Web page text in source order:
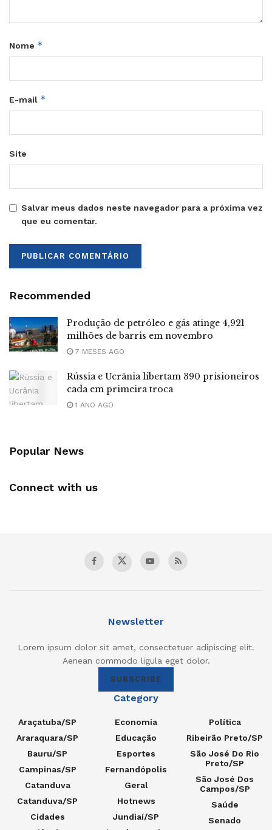
Nome *
E-mail *
Site
Salvar meus dados neste navegador para a próxima vez
que eu comentar.
Recommended
Produção de petróleo e gás atinge 4,921
milhões de barris em novembro
7 MESES AGO
Rússia e Ucrânia libertam 390 prisioneiros
cada em primeira troca
1 ANO AGO
Popular News
Connect with us
Newsletter
Lorem ipsum dolor sit amet, consectetuer adipiscing elit.
Aenean commodo ligula eget dolor.
SUBSCRIBE
Category
Araçatuba/SP
Araraquara/SP
Bauru/SP
Campinas/SP
Catanduva
Catanduva/SP
Cidades
Economia
Educação
Esportes
Fernandópolis
Geral
Hotnews
Jundiaí/SP
Política
Ribeirão Preto/SP
São José Do Rio
Preto/SP
São José Dos
Campos/SP
Saúde
Senado